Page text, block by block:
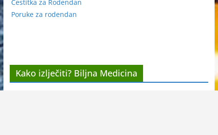
Cestitka za Rodendan
Poruke za rodendan
Kako izlječiti? Biljna Medicina